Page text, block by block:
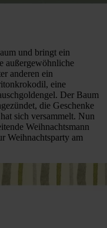
und bringt ein
außergewöhnliche
anderen ein
eine
Der Baum
die Geschenke
sich versammelt. Nun
Weihnachtsmann
Weihnachtsparty am